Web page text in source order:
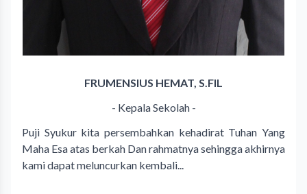
FRUMENSIUS HEMAT, S.FIL
- Kepala Sekolah -
Puji Syukur kita persembahkan kehadirat Tuhan Yang
Maha Esa atas berkah Dan rahmatnya sehingga akhirnya
kami dapat meluncurkan kembali...